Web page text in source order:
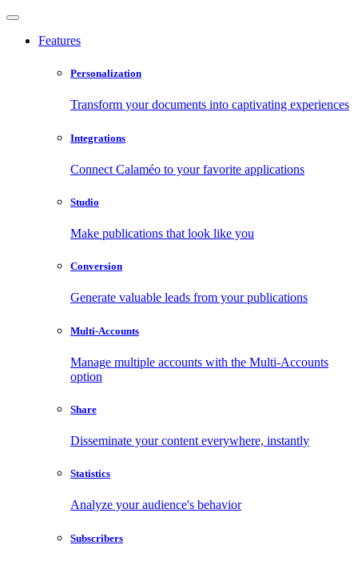
Features
Personalization
Transform your documents into captivating experiences
Integrations
Connect Calaméo to your favorite applications
Studio
Make publications that look like you
Conversion
Generate valuable leads from your publications
Multi-Accounts
Manage multiple accounts with the Multi-Accounts
option
Share
Disseminate your content everywhere, instantly
Statistics
Analyze your audience's behavior
Subscribers